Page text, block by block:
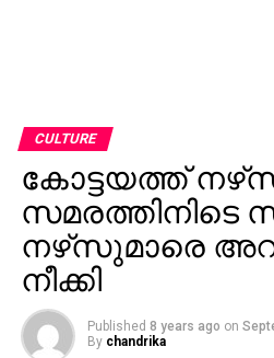
CULTURE
കോട്ടയത്ത്
സമരത്തിനിടെ
നഴ്‌സുമാരെ
നീക്കി
Published 8 years ago on
By chandrika